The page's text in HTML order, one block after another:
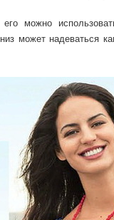
можно
может надеваться